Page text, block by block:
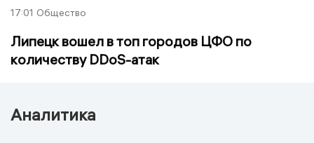
17:01 Общество
Липецк вошел в топ городов ЦФО по
количеству DDoS-атак
Аналитика